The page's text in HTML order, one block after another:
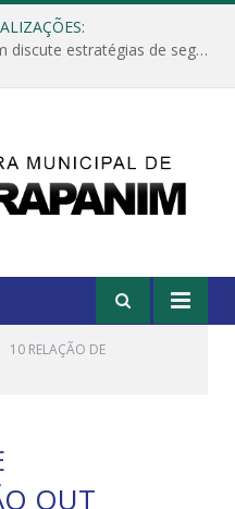
Câmara Municipal de Marapanim discute estratégias de segurança com autoridades e poder executivo
10 RELAÇÃO DE
OUT